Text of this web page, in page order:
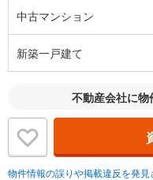
中古マンション
新築一戸建て
不動産会社に物
物件情報の誤りや掲載違反を発見